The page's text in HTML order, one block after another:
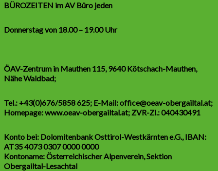
BÜROZEITEN im AV Büro jeden
Donnerstag von 18.00 – 19.00 Uhr
ÖAV-Zentrum in Mauthen 115, 9640 Kötschach-Mauthen,
Nähe Waldbad;
Tel.: +43(0)676/5858 625; E-Mail: office@oeav-obergailtal.at;
Homepage: www.oeav-obergailtal.at; ZVR-Zl.: 040430491
Konto bei: Dolomitenbank Osttirol-Westkärnten e.G., IBAN:
AT35 4073 0307 0000 0000
Kontoname: Österreichischer Alpenverein, Sektion
Obergailtal-Lesachtal